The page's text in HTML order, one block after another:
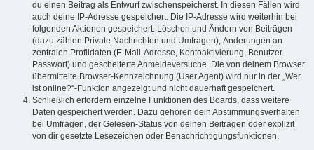
du einen Beitrag als Entwurf zwischenspeicherst. In diesen Fällen wird
auch deine IP-Adresse gespeichert. Die IP-Adresse wird weiterhin bei
folgenden Aktionen gespeichert: Löschen und Ändern von Beiträgen
(dazu zählen Private Nachrichten und Umfragen), Änderungen an
zentralen Profildaten (E-Mail-Adresse, Kontoaktivierung, Benutzer-
Passwort) und gescheiterte Anmeldeversuche. Die von deinem Browser
übermittelte Browser-Kennzeichnung (User Agent) wird nur in der „Wer
ist online?“-Funktion angezeigt und nicht dauerhaft gespeichert.
Schließlich erfordern einzelne Funktionen des Boards, dass weitere
Daten gespeichert werden. Dazu gehören dein Abstimmungsverhalten
bei Umfragen, der Gelesen-Status von deinen Beiträgen oder explizit
von dir gesetzte Lesezeichen oder Benachrichtigungsfunktionen.